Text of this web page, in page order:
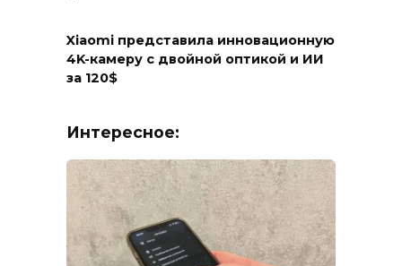
Xiaomi представила инновационную
4K-камеру с двойной оптикой и ИИ
за 120$
Интересное: